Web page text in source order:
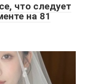
что следует
на 81